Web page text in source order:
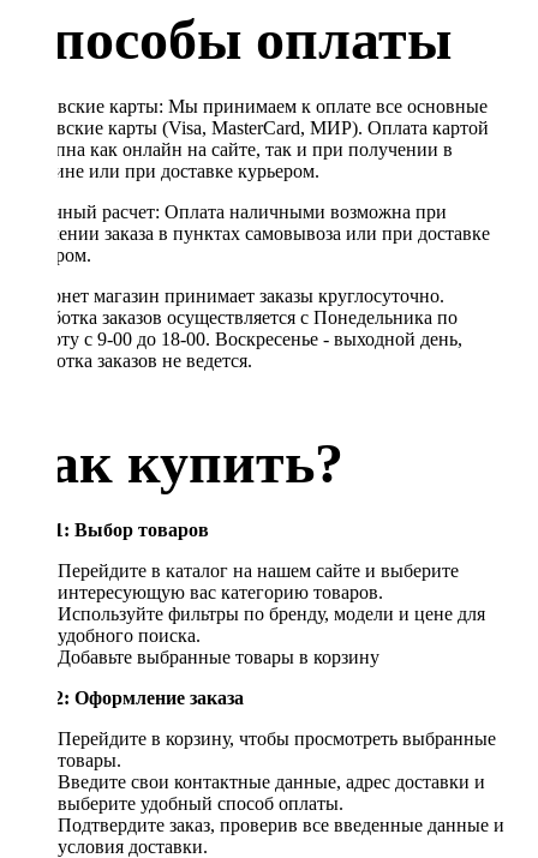
Способы оплаты
Банковские карты: Мы принимаем к оплате все основные
банковские карты (Visa, MasterCard, МИР). Оплата картой
доступна как онлайн на сайте, так и при получении в
магазине или при доставке курьером.
Наличный расчет: Оплата наличными возможна при
получении заказа в пунктах самовывоза или при доставке
курьером.
Интернет магазин принимает заказы круглосуточно.
Обработка заказов осуществляется с Понедельника по
Субботу с 9-00 до 18-00. Воскресенье - выходной день,
обработка заказов не ведется.
Как купить?
Шаг 1: Выбор товаров
Перейдите в каталог на нашем сайте и выберите
интересующую вас категорию товаров.
Используйте фильтры по бренду, модели и цене для
удобного поиска.
Добавьте выбранные товары в корзину
Шаг 2: Оформление заказа
Перейдите в корзину, чтобы просмотреть выбранные
товары.
Введите свои контактные данные, адрес доставки и
выберите удобный способ оплаты.
Подтвердите заказ, проверив все введенные данные и
условия доставки.